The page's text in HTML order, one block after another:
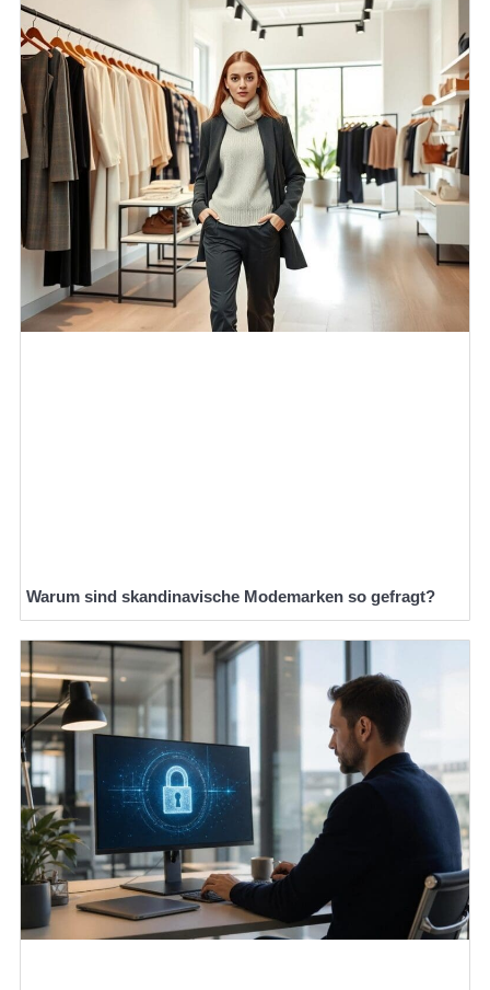
Warum sind skandinavische Modemarken so gefragt?